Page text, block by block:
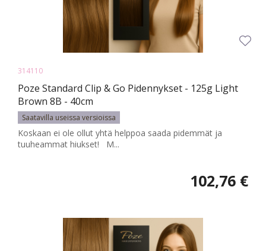
314110
Poze Standard Clip & Go Pidennykset - 125g Light
Brown 8B - 40cm
Saatavilla useissa versioissa
Koskaan ei ole ollut yhtä helppoa saada pidemmät ja
tuuheammat hiukset! M...
102,76 €